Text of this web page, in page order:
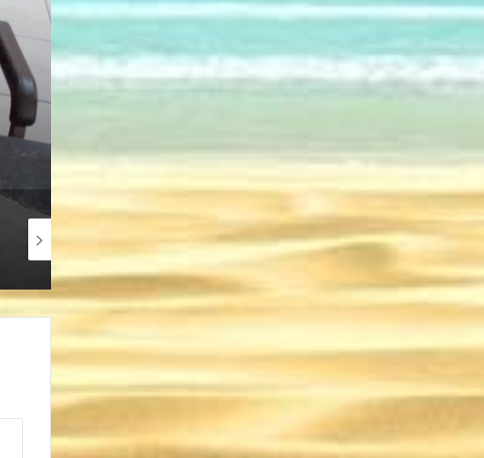
Полезные советы
26.07.2024
Израиль: места,
Как транспортировать икру в самолёте
03.06.2024
Правила поведения в самолётах: официальные и негласные
24.05.2024
Впихнуть невпихуемое: как правильно упаковать ручную кладь